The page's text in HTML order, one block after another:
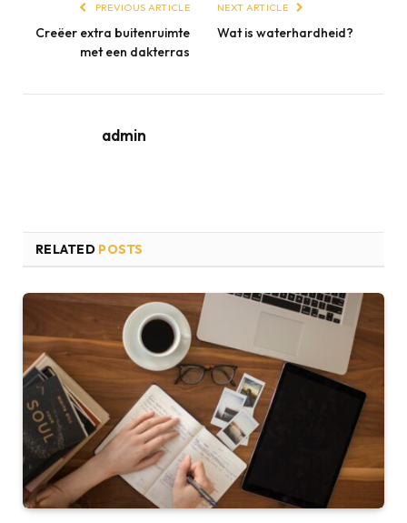
PREVIOUS ARTICLE
Creëer extra buitenruimte
met een dakterras
NEXT ARTICLE
Wat is waterhardheid?
admin
RELATED POSTS